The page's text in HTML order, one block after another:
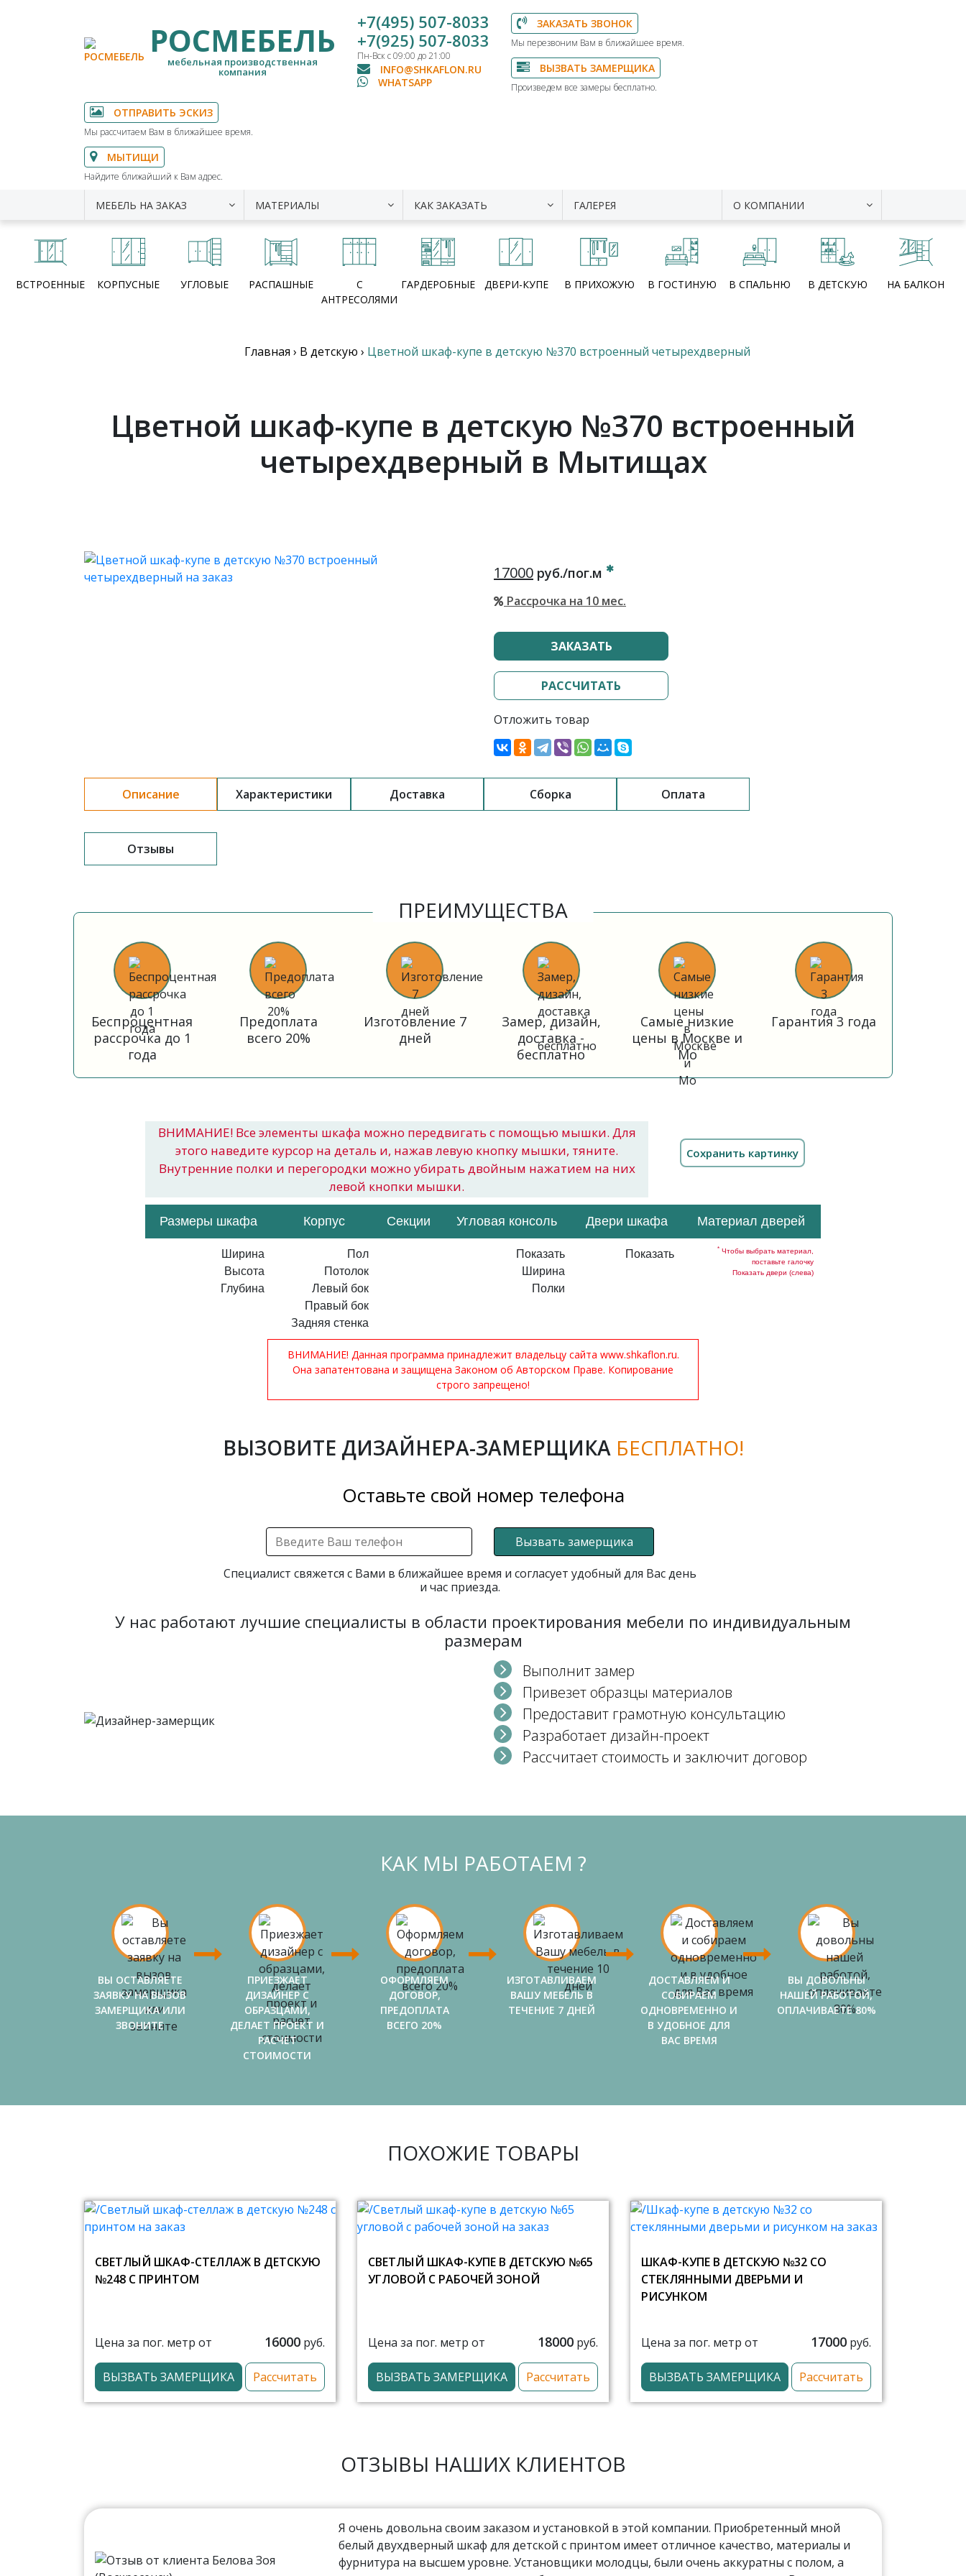
РОСМЕБЕЛЬ
мебельная производственная
компания
+7(495) 507-8033
+7(925) 507-8033
Пн-Вск с 09:00 до 21:00
INFO@SHKAFLON.RU
WHATSAPP
ЗАКАЗАТЬ ЗВОНОК
Мы перезвоним Вам в ближайшее время.
ВЫЗВАТЬ ЗАМЕРЩИКА
Произведем все замеры бесплатно.
ОТПРАВИТЬ ЭСКИЗ
Мы рассчитаем Вам в ближайшее время.
МЫТИЩИ
Найдите ближайший к Вам адрес.
МЕБЕЛЬ НА ЗАКАЗ МАТЕРИАЛЫ КАК ЗАКАЗАТЬ ГАЛЕРЕЯ О КОМПАНИИ
ВСТРОЕННЫЕ КОРПУСНЫЕ УГЛОВЫЕ РАСПАШНЫЕ
С
АНТРЕСОЛЯМИ
ГАРДЕРОБНЫЕ ДВЕРИ-КУПЕ В ПРИХОЖУЮ В ГОСТИНУЮ В СПАЛЬНЮ В ДЕТСКУЮ НА БАЛКОН
Главная › В детскую › Цветной шкаф-купе в детскую №370 встроенный четырехдверный
Цветной шкаф-купе в детскую №370 встроенный
четырехдверный в Мытищах
17000 руб./пог.м
Рассрочка на 10 мес.
ЗАКАЗАТЬ
РАССЧИТАТЬ
Отложить товар
Описание Характеристики Доставка Сборка Оплата
Отзывы
ПРЕИМУЩЕСТВА
Беспроцентная
рассрочка до 1
года
Предоплата
всего 20%
Изготовление 7
дней
Замер, дизайн,
доставка -
бесплатно
Самые низкие
цены в Москве и
Мо
Гарантия 3 года
ВНИМАНИЕ! Все элементы шкафа можно передвигать с помощью мышки. Для
этого наведите курсор на деталь и, нажав левую кнопку мышки, тяните.
Внутренние полки и перегородки можно убирать двойным нажатием на них
левой кнопки мышки.
Размеры шкафа Корпус Секции Угловая консоль Двери шкафа Материал дверей
Ширина
Высота
Глубина
Пол
Потолок
Левый бок
Правый бок
Задняя стенка
Показать
Ширина
Полки
Показать * Чтобы выбрать материал,
поставьте галочку
Показать двери (слева)
ВНИМАНИЕ! Данная программа принадлежит владельцу сайта www.shkaflon.ru.
Она запатентована и защищена Законом об Авторском Праве. Копирование
строго запрещено!
ВЫЗОВИТЕ ДИЗАЙНЕРА-ЗАМЕРЩИКА БЕСПЛАТНО!
Оставьте свой номер телефона
Вызвать замерщика
Специалист свяжется с Вами в ближайшее время и согласует удобный для Вас день
и час приезда.
У нас работают лучшие специалисты в области проектирования мебели по индивидуальным
размерам
Выполнит замер
Привезет образцы материалов
Предоставит грамотную консультацию
Разработает дизайн-проект
Рассчитает стоимость и заключит договор
КАК МЫ РАБОТАЕМ ?
ВЫ ОСТАВЛЯЕТЕ
ЗАЯВКУ НА ВЫЗОВ
ЗАМЕРЩИКА ИЛИ
ЗВОНИТЕ
ПРИЕЗЖАЕТ
ДИЗАЙНЕР С
ОБРАЗЦАМИ,
ДЕЛАЕТ ПРОЕКТ И
РАСЧЕТ
СТОИМОСТИ
ОФОРМЛЯЕМ
ДОГОВОР,
ПРЕДОПЛАТА
ВСЕГО 20%
ИЗГОТАВЛИВАЕМ
ВАШУ МЕБЕЛЬ В
ТЕЧЕНИЕ 7 ДНЕЙ
ДОСТАВЛЯЕМ И
СОБИРАЕМ
ОДНОВРЕМЕННО И
В УДОБНОЕ ДЛЯ
ВАС ВРЕМЯ
ВЫ ДОВОЛЬНЫ
НАШЕЙ РАБОТОЙ,
ОПЛАЧИВАЕТЕ 80%
ПОХОЖИЕ ТОВАРЫ
СВЕТЛЫЙ ШКАФ-СТЕЛЛАЖ В ДЕТСКУЮ
№248 С ПРИНТОМ
Цена за пог. метр от 16000 руб.
ВЫЗВАТЬ ЗАМЕРЩИКА Рассчитать
СВЕТЛЫЙ ШКАФ-КУПЕ В ДЕТСКУЮ №65
УГЛОВОЙ С РАБОЧЕЙ ЗОНОЙ
Цена за пог. метр от 18000 руб.
ВЫЗВАТЬ ЗАМЕРЩИКА Рассчитать
ШКАФ-КУПЕ В ДЕТСКУЮ №32 СО
СТЕКЛЯННЫМИ ДВЕРЬМИ И
РИСУНКОМ
Цена за пог. метр от 17000 руб.
ВЫЗВАТЬ ЗАМЕРЩИКА Рассчитать
ОТЗЫВЫ НАШИХ КЛИЕНТОВ
Я очень довольна своим заказом и установкой в этой компании. Приобретенный мной
белый двухдверный шкаф для детской с принтом имеет отличное качество, материалы и
фурнитура на высшем уровне. Установщики молодцы, были очень аккуратны с полом, а